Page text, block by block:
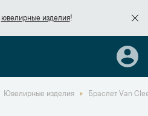
ювелирные изделия!
Ювелирные изделия Браслет Van